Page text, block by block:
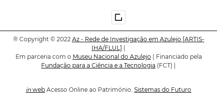
® Copyright © 2022 Az - Rede de Investigação em Azulejo [ARTIS-
IHA/FLUL]
Em parceria com o Museu Nacional do Azulejo | Financiado pela
Fundação para a Ciência e a Tecnologia (FCT) |
in web Acesso Online ao Património. Sistemas do Futuro